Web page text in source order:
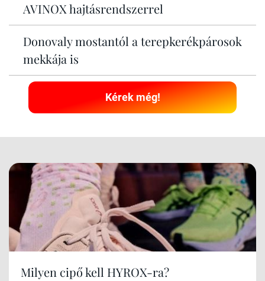
AVINOX hajtásrendszerrel
Donovaly mostantól a terepkerékpárosok
mekkája is
Kérek még!
Milyen cipő kell HYROX-ra?